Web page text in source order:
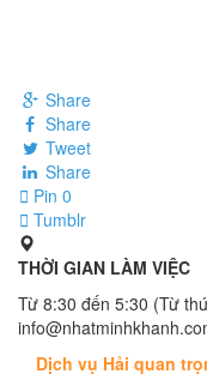
Share
Share
Tweet
Share
Pin 0
Tumblr
THỜI GIAN LÀM VIỆC
Từ 8:30 đến 5:30 (Từ
Dịch vụ Hải quan